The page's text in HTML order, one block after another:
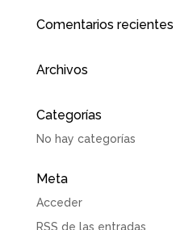
Comentarios recientes
Archivos
Categorías
No hay categorías
Meta
Acceder
RSS de las entradas